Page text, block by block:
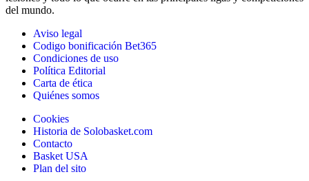
del mundo.
Aviso legal
Codigo bonificación Bet365
Condiciones de uso
Política Editorial
Carta de ética
Quiénes somos
Cookies
Historia de Solobasket.com
Contacto
Basket USA
Plan del sito